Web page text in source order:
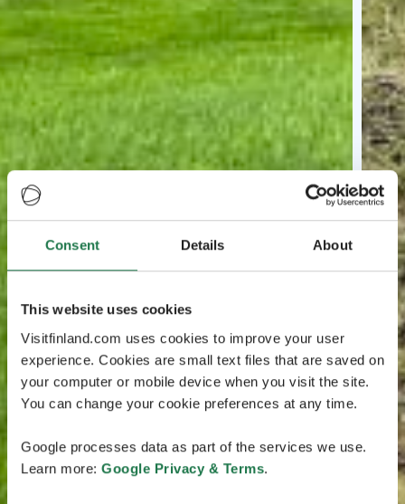
Consent Details About
This website uses cookies
Visitfinland.com uses cookies to improve your user
experience. Cookies are small text files that are saved on
your computer or mobile device when you visit the site.
You can change your cookie preferences at any time.
Google processes data as part of the services we use.
Learn more: Google Privacy & Terms.